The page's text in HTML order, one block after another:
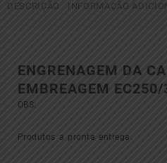
DESCRIÇÃO INFORMAÇÃO
ENGRENAGEM DA
EMBREAGEM
OBS:
Produtos a pronta entrega.